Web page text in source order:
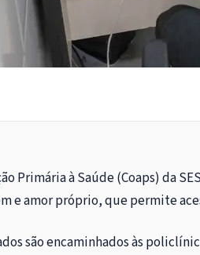
Primária à Saúde (Coaps) da
e amor próprio, que permite
são encaminhados às